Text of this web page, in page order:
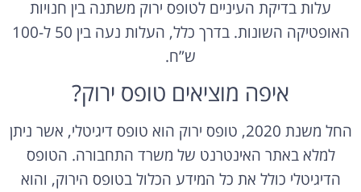
האופטיקה השונות. בדרך כלל, העלות נעה בין 50 ל-100
ש”ח.
איפה מוציאים טופס ירוק?
החל משנת 2020, טופס ירוק הוא טופס דיגיטלי, אשר ניתן
למלא באתר האינטרנט של משרד התחבורה. הטופס
הדיגיטלי כולל את כל המידע הכלול בטופס הירוק, והוא
מאפשר למבקש הרישיון להגיש את הבקשה להוצאת רישיון